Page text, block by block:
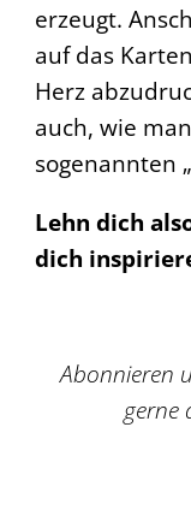
erzeugt.
auf das
Herz
auch, wie
sogenannten
Lehn dich
dich
Abonnieren
gerne